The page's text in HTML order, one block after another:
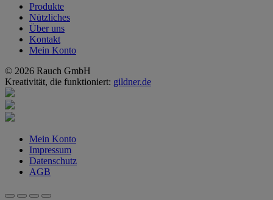
Produkte
Nützliches
Über uns
Kontakt
Mein Konto
© 2026 Rauch GmbH
Kreativität, die funktioniert: gildner.de
Mein Konto
Impressum
Datenschutz
AGB